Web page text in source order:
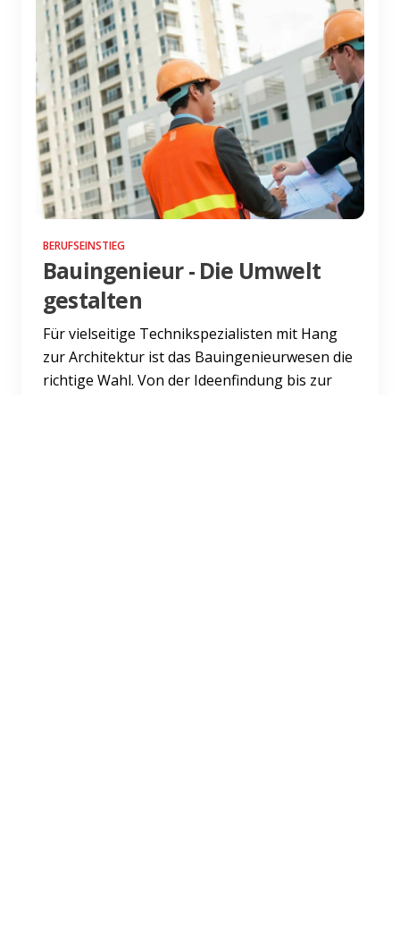
BERUFSEINSTIEG
Bauingenieur - Die Umwelt
gestalten
Für vielseitige Technikspezialisten mit Hang
zur Architektur ist das Bauingenieurwesen die
richtige Wahl. Von der Ideenfindung bis zur